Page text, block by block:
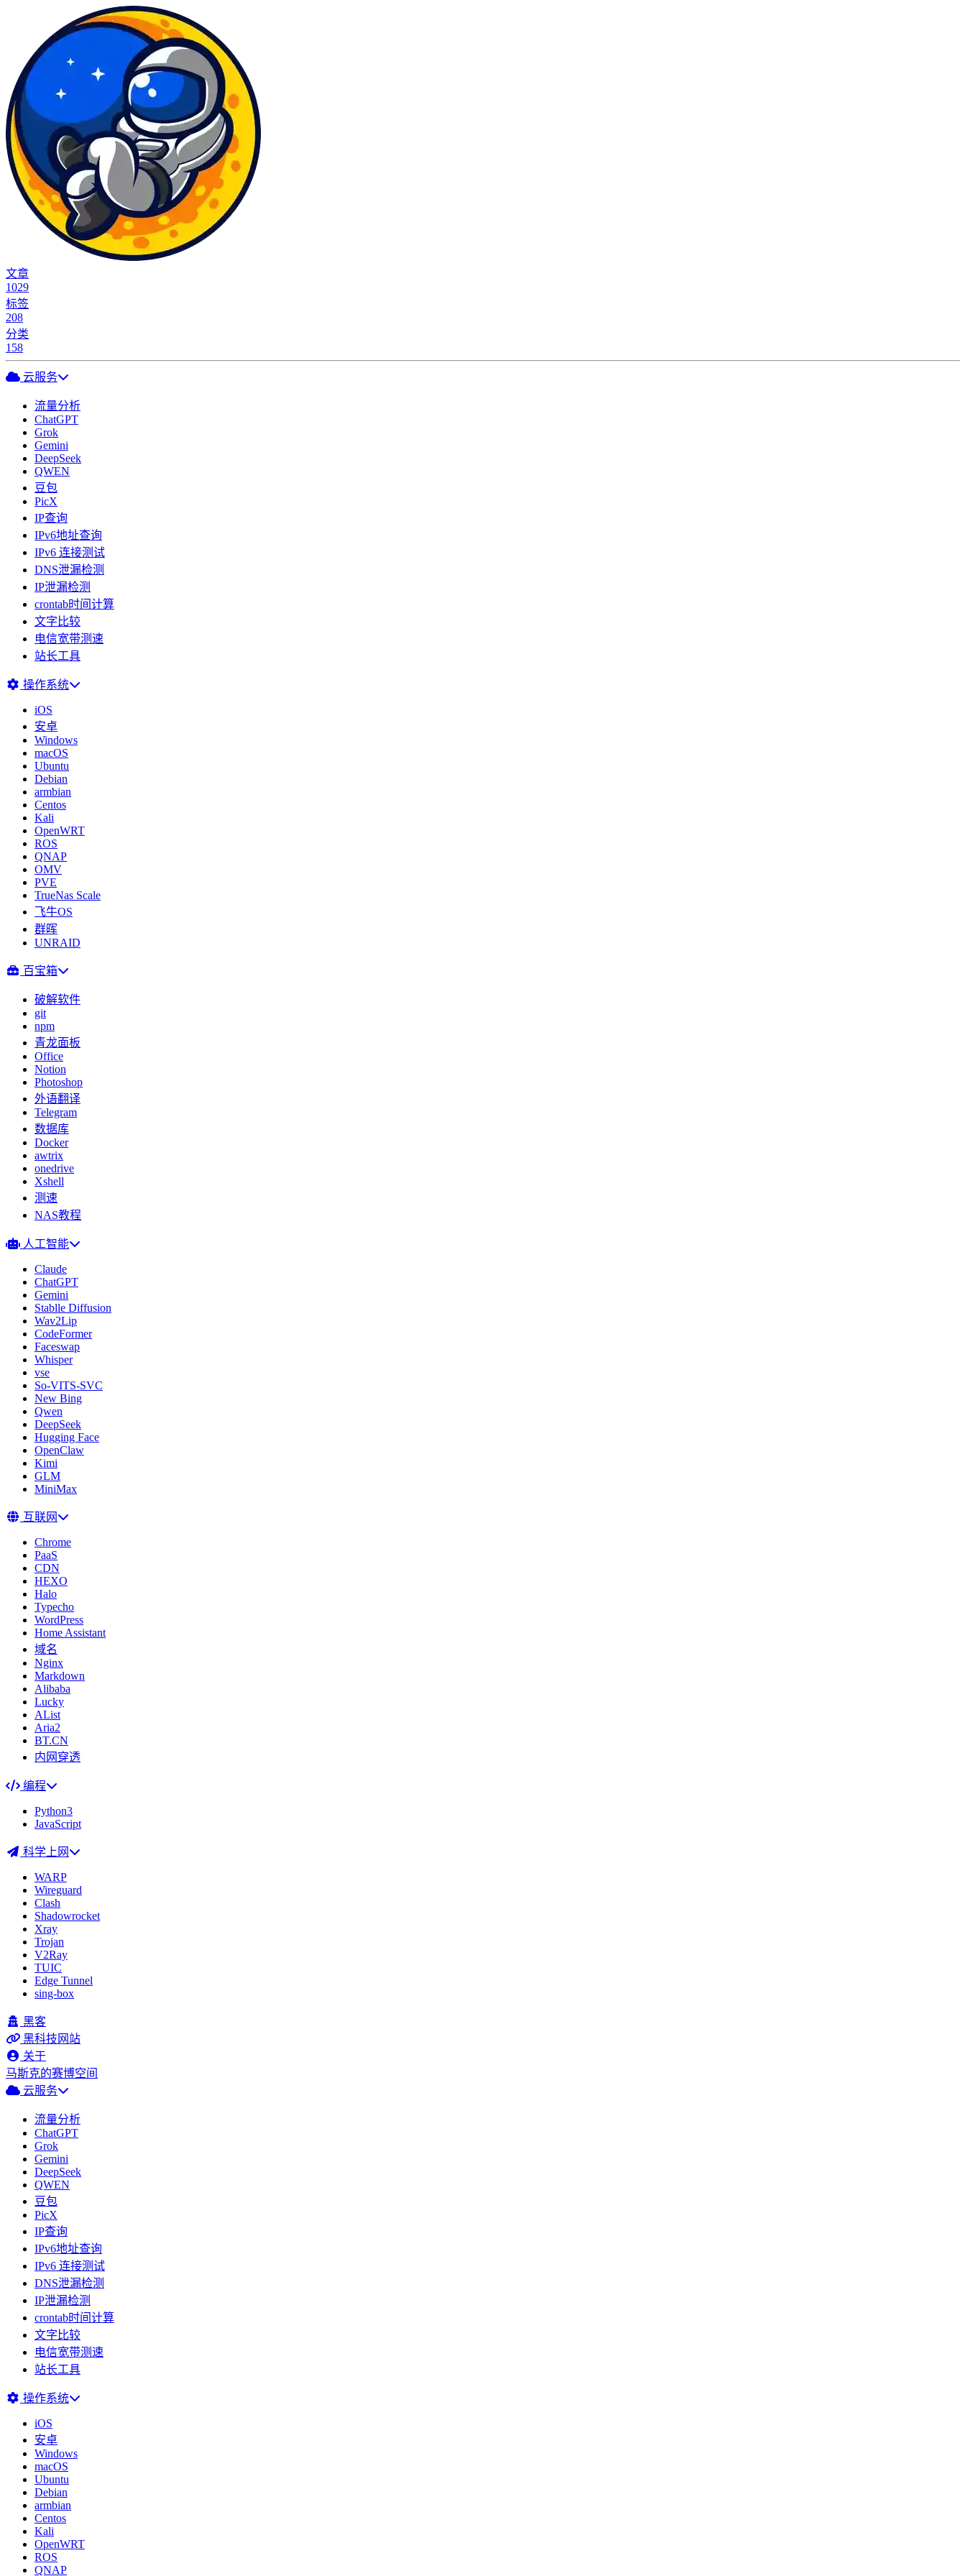
文章
1029
标签
208
分类
158
云服务
流量分析
ChatGPT
Grok
Gemini
DeepSeek
QWEN
豆包
PicX
IP查询
IPv6地址查询
IPv6 连接测试
DNS泄漏检测
IP泄漏检测
crontab时间计算
文字比较
电信宽带测速
站长工具
操作系统
iOS
安卓
Windows
macOS
Ubuntu
Debian
armbian
Centos
Kali
OpenWRT
ROS
QNAP
OMV
PVE
TrueNas Scale
飞牛OS
群晖
UNRAID
百宝箱
破解软件
git
npm
青龙面板
Office
Notion
Photoshop
外语翻译
Telegram
数据库
Docker
awtrix
onedrive
Xshell
测速
NAS教程
人工智能
Claude
ChatGPT
Gemini
Stablle Diffusion
Wav2Lip
CodeFormer
Faceswap
Whisper
vse
So-VITS-SVC
New Bing
Qwen
DeepSeek
Hugging Face
OpenClaw
Kimi
GLM
MiniMax
互联网
Chrome
PaaS
CDN
HEXO
Halo
Typecho
WordPress
Home Assistant
域名
Nginx
Markdown
Alibaba
Lucky
AList
Aria2
BT.CN
内网穿透
编程
Python3
JavaScript
科学上网
WARP
Wireguard
Clash
Shadowrocket
Xray
Trojan
V2Ray
TUIC
Edge Tunnel
sing-box
黑客
黑科技网站
关于
马斯克的赛博空间
云服务
流量分析
ChatGPT
Grok
Gemini
DeepSeek
QWEN
豆包
PicX
IP查询
IPv6地址查询
IPv6 连接测试
DNS泄漏检测
IP泄漏检测
crontab时间计算
文字比较
电信宽带测速
站长工具
操作系统
iOS
安卓
Windows
macOS
Ubuntu
Debian
armbian
Centos
Kali
OpenWRT
ROS
QNAP